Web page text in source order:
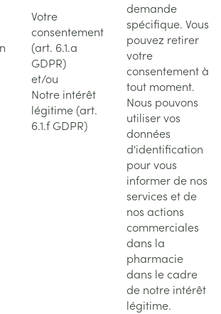
Votre
consentement
(art. 6.1.a
GDPR)
et/ou
Notre intérêt
légitime (art.
6.1.f GDPR)
demande
spécifique. Vous
pouvez retirer
votre
consentement à
tout moment.
Nous pouvons
utiliser vos
données
d'identification
pour vous
informer de nos
services et de
nos actions
commerciales
dans la
pharmacie
dans le cadre
de notre intérêt
légitime.